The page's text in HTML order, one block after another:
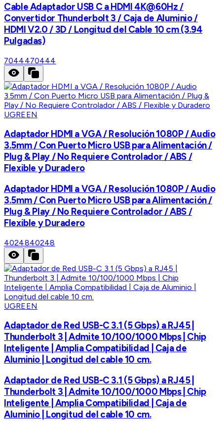
Cable Adaptador USB C a HDMI 4K@60Hz /
Convertidor Thunderbolt 3 / Caja de Aluminio /
HDMI V2.0 / 3D / Longitud del Cable 10 cm (3.94
Pulgadas)
7044470444
UGREEN
Adaptador HDMI a VGA / Resolución 1080P / Audio
3.5mm / Con Puerto Micro USB para Alimentación /
Plug & Play / No Requiere Controlador / ABS /
Flexible y Duradero
Adaptador HDMI a VGA / Resolución 1080P / Audio
3.5mm / Con Puerto Micro USB para Alimentación /
Plug & Play / No Requiere Controlador / ABS /
Flexible y Duradero
4024840248
UGREEN
Adaptador de Red USB-C 3.1 (5 Gbps) a RJ45 |
Thunderbolt 3 | Admite 10/100/1000 Mbps | Chip
Inteligente | Amplia Compatibilidad | Caja de
Aluminio | Longitud del cable 10 cm.
Adaptador de Red USB-C 3.1 (5 Gbps) a RJ45 |
Thunderbolt 3 | Admite 10/100/1000 Mbps | Chip
Inteligente | Amplia Compatibilidad | Caja de
Aluminio | Longitud del cable 10 cm.